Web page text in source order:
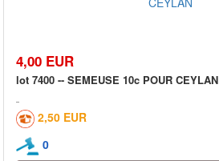
4,00 EUR
lot 7400 -- SEMEUSE 10c POUR CEYLAN
2,50 EUR
0